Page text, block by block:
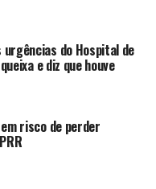
urgências do Hospital de
e diz que houve
risco de perder